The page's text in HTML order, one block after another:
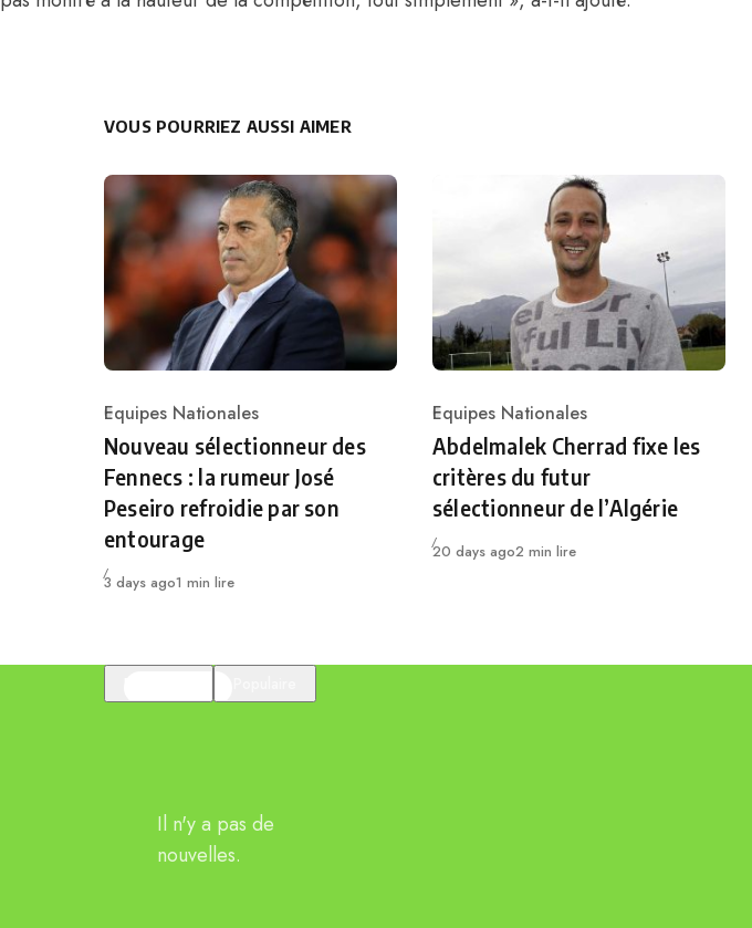
VOUS POURRIEZ AUSSI AIMER
Category
Equipes Nationales
Nouveau sélectionneur des
Fennecs : la rumeur José
Peseiro refroidie par son
entourage
Publié
3 days ago1 min lire
Category
Equipes Nationales
Abdelmalek Cherrad fixe les
critères du futur
sélectionneur de l’Algérie
Publié
20 days ago2 min lire
Il n'y a pas de
nouvelles.